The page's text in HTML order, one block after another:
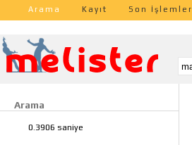
Arama Kayıt Son İşlemler
Arama
0.3906 saniye